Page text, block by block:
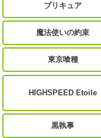
プリキュア
魔法使いの約束
東京喰種
HIGHSPEED Etoile
黒執事